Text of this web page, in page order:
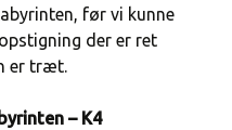
før vi kunne
der er ret
er træt.
– K4